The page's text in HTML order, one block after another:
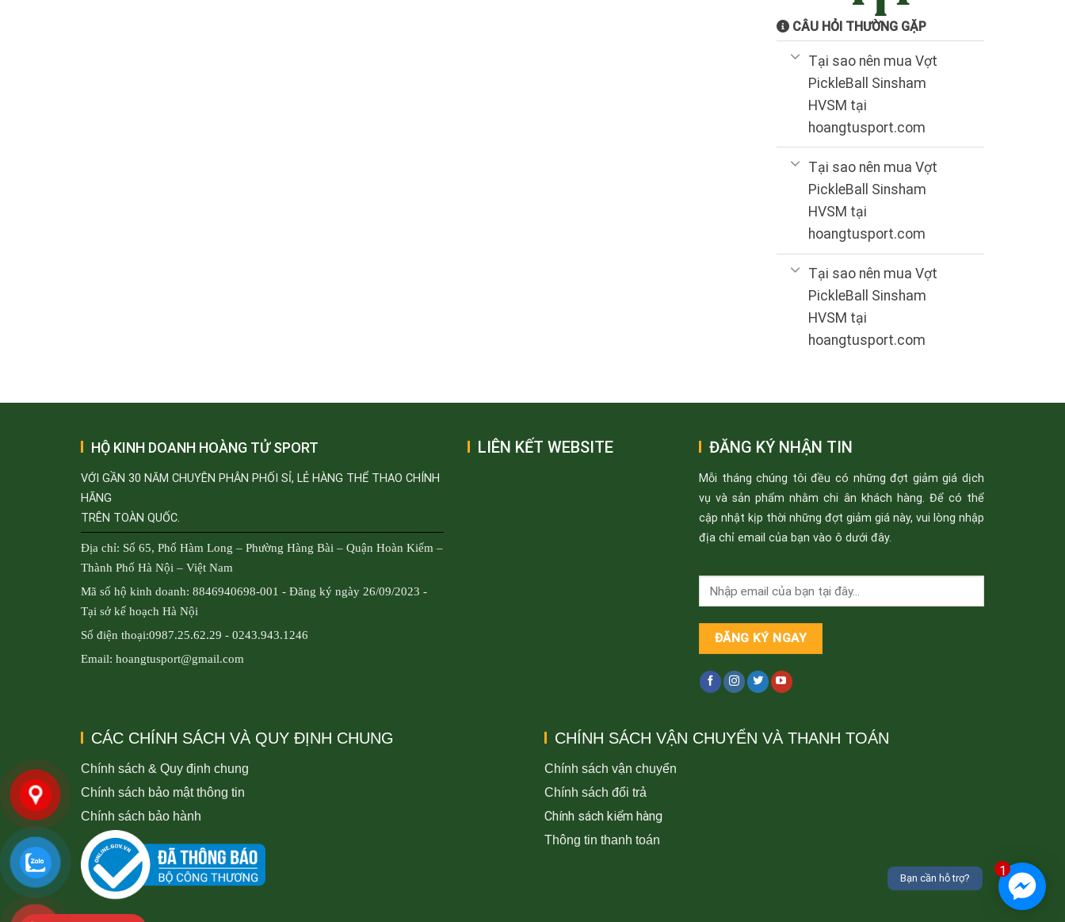
CÂU HỎI THƯỜNG GẶP
Tại sao nên mua Vợt
PickleBall Sinsham
HVSM tại
hoangtusport.com
Tại sao nên mua Vợt
PickleBall Sinsham
HVSM tại
hoangtusport.com
Tại sao nên mua Vợt
PickleBall Sinsham
HVSM tại
hoangtusport.com
HỘ KINH DOANH HOÀNG TỬ SPORT
VỚI GẦN 30 NĂM CHUYÊN PHÂN PHỐI SỈ, LẺ HÀNG THỂ THAO CHÍNH
HÃNG
TRÊN TOÀN QUỐC.
Địa chỉ: Số 65, Phố Hàm Long – Phường Hàng Bài – Quận Hoàn Kiếm –
Thành Phố Hà Nội – Việt Nam
Mã số hộ kinh doanh: 8846940698-001 - Đăng ký ngày 26/09/2023 -
Tại sở kế hoạch Hà Nội
Số điện thoại:0987.25.62.29 - 0243.943.1246
Email: hoangtusport@gmail.com
LIÊN KẾT WEBSITE ĐĂNG KÝ NHẬN TIN
Mỗi tháng chúng tôi đều có những đợt giảm giá dịch
vụ và sản phẩm nhằm chi ân khách hàng. Để có thể
cập nhật kịp thời những đợt giảm giá này, vui lòng nhập
địa chỉ email của bạn vào ô dưới đây.
CÁC CHÍNH SÁCH VÀ QUY ĐỊNH CHUNG
Chính sách & Quy định chung
Chính sách bảo mật thông tin
Chính sách bảo hành
CHÍNH SÁCH VẬN CHUYỂN VÀ THANH TOÁN
Chính sách vận chuyển
Chính sách đổi trả
Chính sách kiểm hàng
Thông tin thanh toán
1
Bạn cần hỗ trợ?